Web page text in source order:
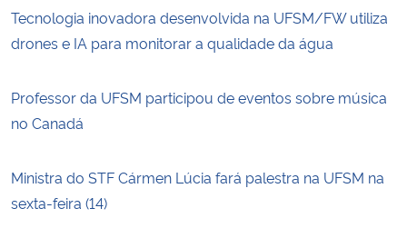
Tecnologia inovadora desenvolvida na UFSM/FW utiliza
drones e IA para monitorar a qualidade da água
Professor da UFSM participou de eventos sobre música
no Canadá
Ministra do STF Cármen Lúcia fará palestra na UFSM na
sexta-feira (14)